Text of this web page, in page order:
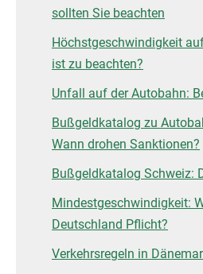
sollten Sie beachten
Höchstgeschwindigkeit
ist zu beachten?
Unfall auf der Autobahn:
Bußgeldkatalog zu
Wann drohen Sanktionen?
Bußgeldkatalog Schweiz:
Mindestgeschwindigkeit:
Deutschland Pflicht?
Verkehrsregeln in